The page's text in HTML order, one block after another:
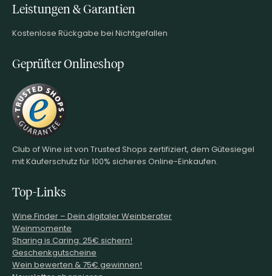
Leistungen & Garantien
Kostenlose Rückgabe bei Nichtgefallen
Geprüfter Onlineshop
Club of Wine ist von Trusted Shops zertifiziert, dem Gütesiegel
mit Käuferschutz für 100% sicheres Online-Einkaufen.
Top-Links
Wine.Finder – Dein digitaler Weinberater
Weinmomente
Sharing is Caring: 25€ sichern!
Geschenkgutscheine
Wein bewerten & 75€ gewinnen!